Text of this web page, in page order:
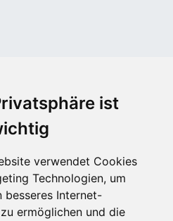
ist
verwendet Cookies
Technologien, um
besseres Internet-
ermöglichen und die